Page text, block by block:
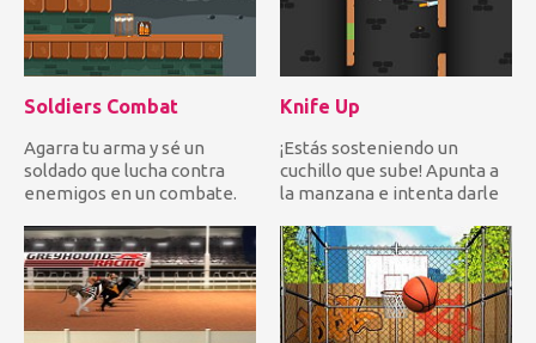
Soldiers Combat
Agarra tu arma y sé un
soldado que lucha contra
enemigos en un combate.
Knife Up
¡Estás sosteniendo un
cuchillo que sube! Apunta a
la manzana e intenta darle